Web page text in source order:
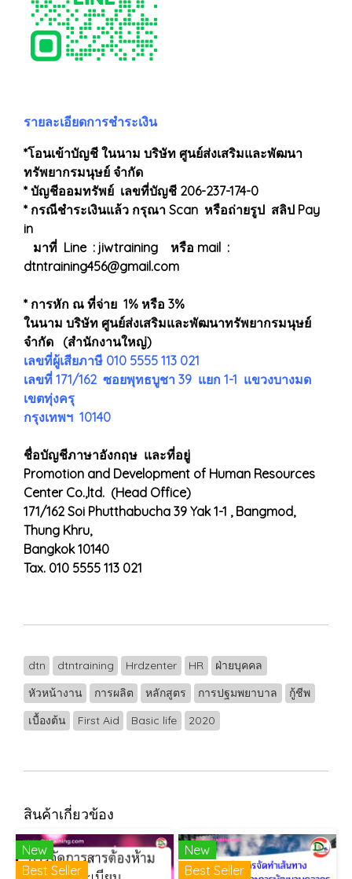
รายละเอียดการชำระเงิน
*โอนเข้าบัญชี ในนาม บริษัท ศูนย์ส่งเสริมและพัฒนา
ทรัพยากรมนุษย์ จำกัด
* บัญชีออมทรัพย์ เลขที่บัญชี 206-237-174-0
* กรณีชำระเงินแล้ว กรุณา Scan หรือถ่ายรูป สลิป Pay
in
มาที่ Line : jiwtraining หรือ mail :
dtntraining456@gmail.com
* การหัก ณ ที่จ่าย 1% หรือ 3%
ในนาม บริษัท ศูนย์ส่งเสริมและพัฒนาทรัพยากรมนุษย์
จำกัด (สำนักงานใหญ่)
เลขที่ผู้เสียภาษี 010 5555 113 021
เลขที่ 171/162 ซอยพุทธบูชา 39 แยก 1-1 แขวงบางมด
เขตทุ่งครุ
กรุงเทพฯ 10140
ชื่อบัญชีภาษาอังกฤษ และที่อยู่
Promotion and Development of Human Resources
Center Co.,ltd. (Head Office)
171/162 Soi Phutthabucha 39 Yak 1-1 , Bangmod,
Thung Khru,
Bangkok 10140
Tax. 010 5555 113 021
dtn dtntraining Hrdzenter HR
ฝ่ายบุคคล
หัวหน้างาน
การผลิต หลักสูตร การปฐมพยาบาล
กู้ชีพ
เบื้องต้น
First Aid Basic life 2020
สินค้าเกี่ยวข้อง
New
Best Seller
New
Best Seller